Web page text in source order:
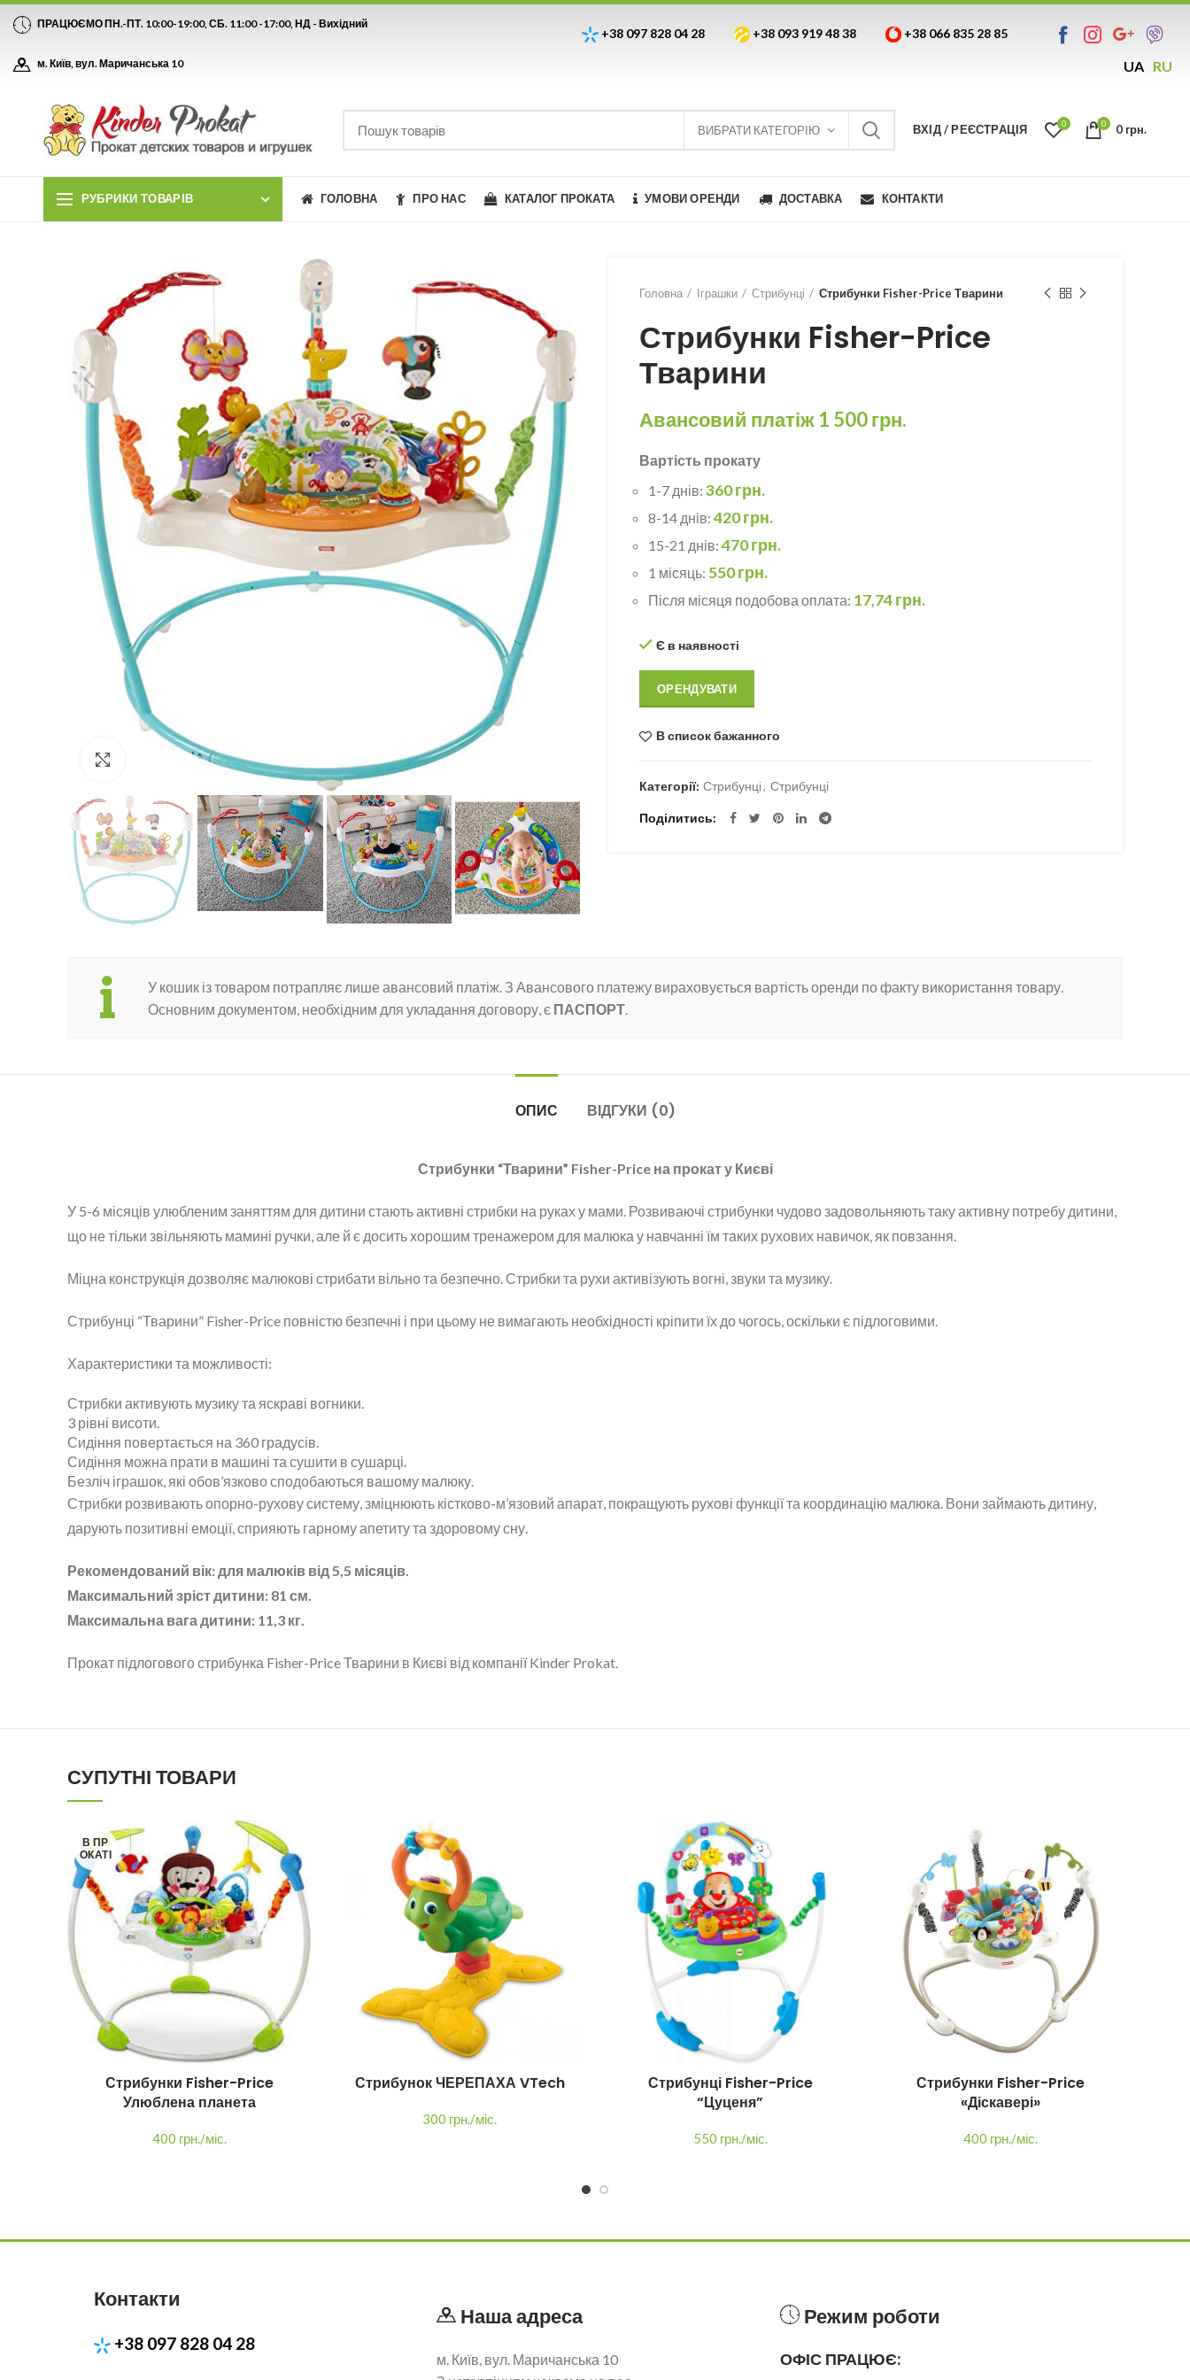
ПРАЦЮЄМО ПН.-ПТ. 10:00-19:00, СБ. 11:00 -17:00, НД - Вихідний
м. Київ, вул. Маричанська 10
+38 097 828 04 28 +38 093 919 48 38 +38 066 835 28 85
UA RU
ВИБРАТИ КАТЕГОРІЮ ВХІД / РЕЄСТРАЦІЯ 0 0 0 грн.
РУБРИКИ ТОВАРІВ ГОЛОВНА ПРО НАС КАТАЛОГ ПРОКАТА УМОВИ ОРЕНДИ ДОСТАВКА КОНТАКТИ
Головна Іграшки Стрибунці Стрибунки Fisher-Price Тварини
Стрибунки Fisher-Price
Тварини
Авансовий платіж 1 500грн.
Вартість прокату
1-7 днів: 360 грн.
8-14 днів: 420 грн.
15-21 днів: 470 грн.
1 місяць: 550 грн.
Після місяця подобова оплата: 17,74 грн.
Є в наявності
ОРЕНДУВАТИ
В список бажанного
Категорії: Стрибунці, Стрибунці
Поділитись
У кошик із товаром потрапляє лише авансовий платіж. З Авансового платежу вираховується вартість оренди по факту використання товару.
Основним документом, необхідним для укладання договору, є ПАСПОРТ.
ОПИС ВІДГУКИ (0)
Стрибунки “Тварини” Fisher-Price на прокат у Києві
У 5-6 місяців улюбленим заняттям для дитини стають активні стрибки на руках у мами. Розвиваючі стрибунки чудово задовольняють таку активну потребу дитини,
що не тільки звільняють мамині ручки, але й є досить хорошим тренажером для малюка у навчанні їм таких рухових навичок, як повзання.
Міцна конструкція дозволяє малюкові стрибати вільно та безпечно. Стрибки та рухи активізують вогні, звуки та музику.
Стрибунці “Тварини” Fisher-Price повністю безпечні і при цьому не вимагають необхідності кріпити їх до чогось, оскільки є підлоговими.
Характеристики та можливості:
Стрибки активують музику та яскраві вогники.
3 рівні висоти.
Сидіння повертається на 360 градусів.
Сидіння можна прати в машині та сушити в сушарці.
Безліч іграшок, які обов’язково сподобаються вашому малюку.
Стрибки розвивають опорно-рухову систему, зміцнюють кістково-м’язовий апарат, покращують рухові функції та координацію малюка. Вони займають дитину,
дарують позитивні емоції, сприяють гарному апетиту та здоровому сну.
Рекомендований вік: для малюків від 5,5 місяців.
Максимальний зріст дитини: 81 см.
Максимальна вага дитини: 11,3 кг.
Прокат підлогового стрибунка Fisher-Price Тварини в Києві від компанії Kinder Prokat.
СУПУТНІ ТОВАРИ
В ПР
ОКАТІ
Стрибунки Fisher-Price
Улюблена планета
400 грн./міс.
Стрибунок ЧЕРЕПАХА VTech
300 грн./міс.
Стрибунці Fisher-Price
“Цуценя”
550 грн./міс.
Стрибунки Fisher-Price
«Діскавері»
400 грн./міс.
Контакти
+38 097 828 04 28
Наша адреса
м. Київ, вул. Маричанська 10
Режим роботи
ОФІС ПРАЦЮЄ: